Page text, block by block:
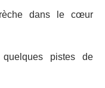
dans le cœur
pistes de